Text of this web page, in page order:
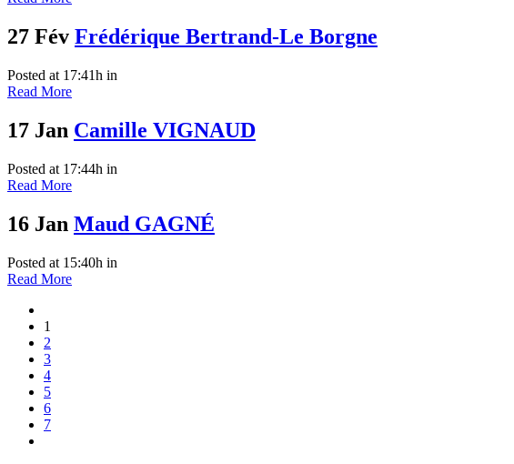
27 Fév Frédérique Bertrand-Le Borgne
Posted at 17:41h in
Read More
17 Jan Camille VIGNAUD
Posted at 17:44h in
Read More
16 Jan Maud GAGNÉ
Posted at 15:40h in
Read More
1
2
3
4
5
6
7